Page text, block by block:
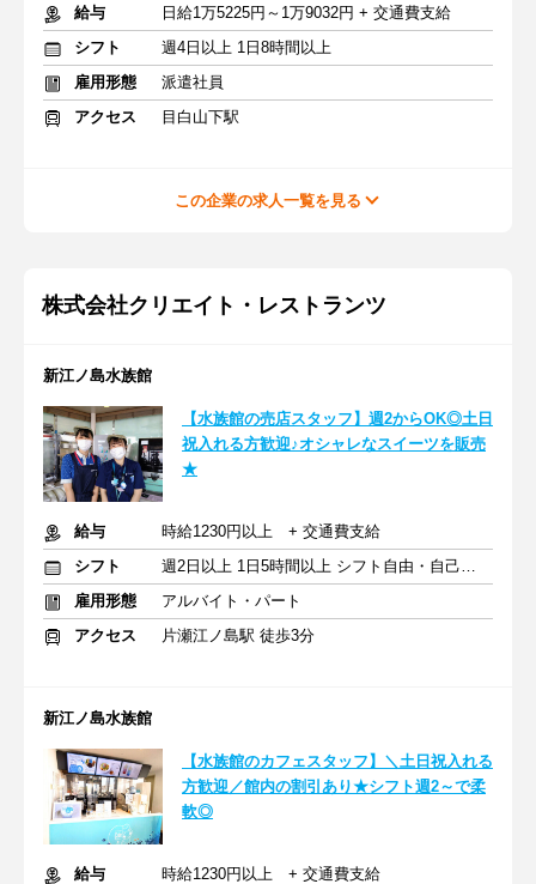
給与
日給1万5225円～1万9032円 + 交通費支給
シフト
週4日以上 1日8時間以上
雇用形態
派遣社員
アクセス
目白山下駅
この企業の求人一覧を見る
株式会社クリエイト・レストランツ
新江ノ島水族館
【水族館の売店スタッフ】週2からOK◎土日
祝入れる方歓迎♪オシャレなスイーツを販売
★
給与
時給1230円以上 + 交通費支給
シフト
週2日以上 1日5時間以上 シフト自由・自己申告
雇用形態
アルバイト・パート
アクセス
片瀬江ノ島駅 徒歩3分
新江ノ島水族館
【水族館のカフェスタッフ】＼土日祝入れる
方歓迎／館内の割引あり★シフト週2～で柔
軟◎
給与
時給1230円以上 + 交通費支給